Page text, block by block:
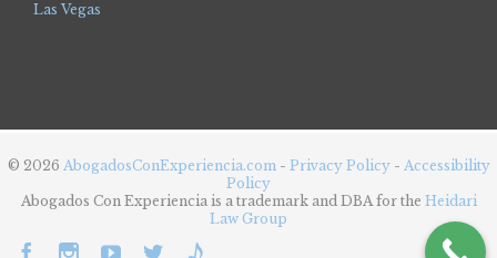
Las Vegas
© 2026 AbogadosConExperiencia.com- Privacy Policy - Accessibility
Policy
Abogados Con Experiencia is a trademark and DBA for the Heidari
Law Group
    